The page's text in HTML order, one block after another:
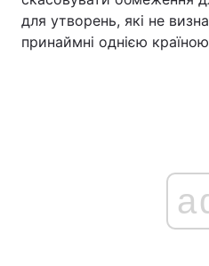
для утворень, які не
принаймні однією